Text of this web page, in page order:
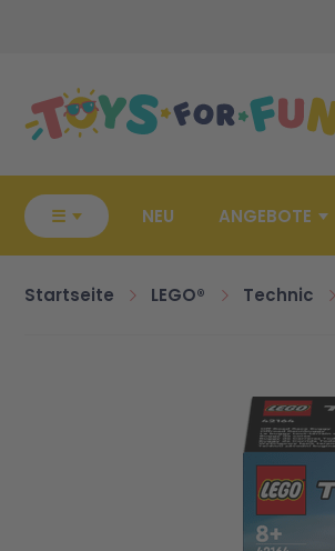
☰ NEU ANGEBOTE
Startseite LEGO® Technic